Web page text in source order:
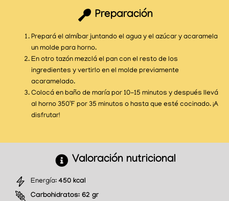
Preparación
Prepará el almíbar juntando el agua y el azúcar y acaramela
un molde para horno.
En otro tazón mezclá el pan con el resto de los
ingredientes y vertirlo en el molde previamente
acaramelado.
Colocá en baño de maría por 10-15 minutos y después llevá
al horno 350ºF por 35 minutos o hasta que esté cocinado. ¡A
disfrutar!
Valoración nutricional
Energía: 450 kcal
Carbohidratos: 62 gr